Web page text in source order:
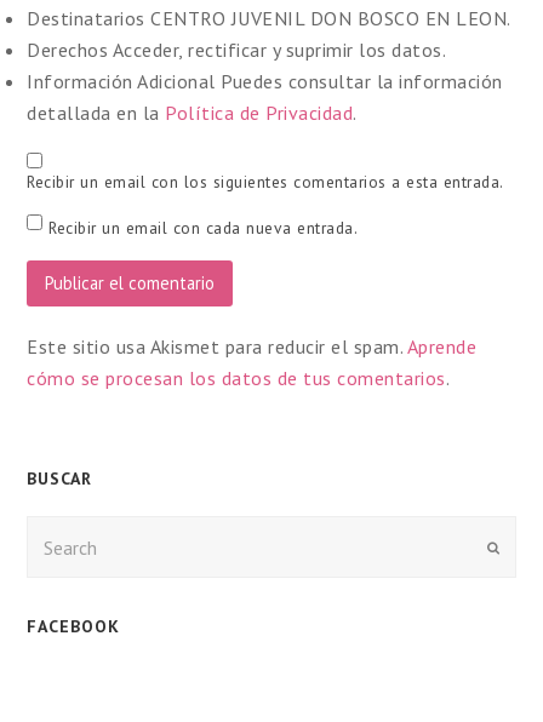
Destinatarios CENTRO JUVENIL DON BOSCO EN LEON.
Derechos Acceder, rectificar y suprimir los datos.
Información Adicional Puedes consultar la información
detallada en la Política de Privacidad.
Recibir un email con los siguientes comentarios a esta entrada.
Recibir un email con cada nueva entrada.
Este sitio usa Akismet para reducir el spam. Aprende
cómo se procesan los datos de tus comentarios.
BUSCAR
Enviar
FACEBOOK